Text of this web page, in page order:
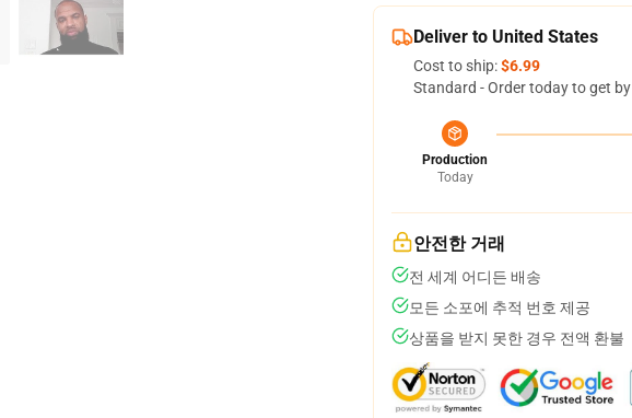
Deliver to United States
Cost to ship:$6.99
Standard - Order today to get by
Production
Today
안전한 거래
전 세계 어디든 배송
모든 소포에 추적 번호 제공
상품을 받지 못한 경우 전액 환불